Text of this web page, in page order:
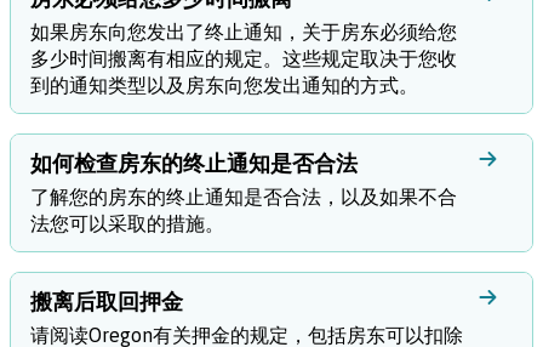
如果房东向您发出了终止通知，关于房东必须给您
多少时间搬离有相应的规定。这些规定取决于您收
到的通知类型以及房东向您发出通知的方式。
如何检查房东的终止通知是否合法
了解您的房东的终止通知是否合法，以及如果不合
法您可以采取的措施。
搬离后取回押金
请阅读Oregon有关押金的规定，包括房东可以扣除